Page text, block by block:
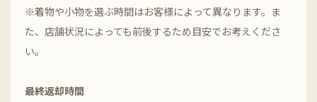
※着物や小物を選ぶ時間はお客様によって異なります。ま
た、店舗状況によっても前後するため目安でお考えくださ
い。
最終返却時間